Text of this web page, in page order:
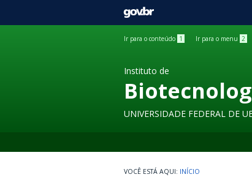
GOVBR
Ir para o conteúdo 1 Ir para o menu 2
Instituto de
UNIVERSIDADE FEDERAL DE
INÍCIO